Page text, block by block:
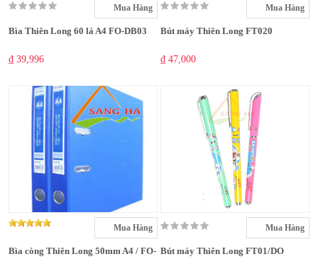
Mua Hàng
Bìa Thiên Long 60 lá A4 FO-DB03
₫ 39,996
Mua Hàng
Bút máy Thiên Long FT020
₫ 47,000
Mua Hàng
Bìa còng Thiên Long 50mm A4 / FO-
Mua Hàng
Bút máy Thiên Long FT01/DO